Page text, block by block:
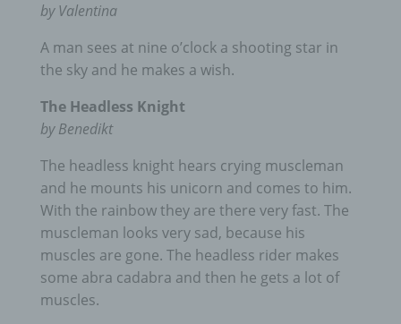
by Valentina
A man sees at nine o’clock a shooting star in
the sky and he makes a wish.
The Headless Knight
by Benedikt
The headless knight hears crying muscleman
and he mounts his unicorn and comes to him.
With the rainbow they are there very fast. The
muscleman looks very sad, because his
muscles are gone. The headless rider makes
some abra cadabra and then he gets a lot of
muscles.